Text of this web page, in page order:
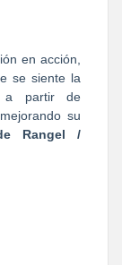
en acción,
se siente la
a partir de
su
Rangel /